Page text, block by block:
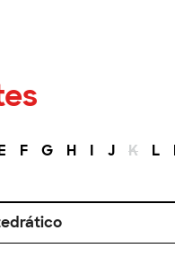
F G H I J K L